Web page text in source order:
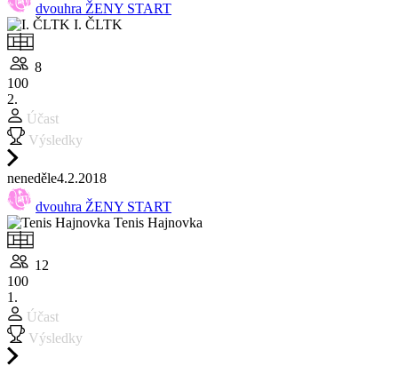
dvouhra ŽENY START
I. ČLTK
8
100
2.
Účast
Výsledky
neneděle4.2.2018
dvouhra ŽENY START
Tenis Hajnovka
12
100
1.
Účast
Výsledky